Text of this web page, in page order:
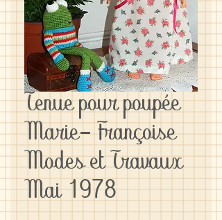
Tenue pour poupée
Marie- Françoise
Modes et Travaux
Mai 1978